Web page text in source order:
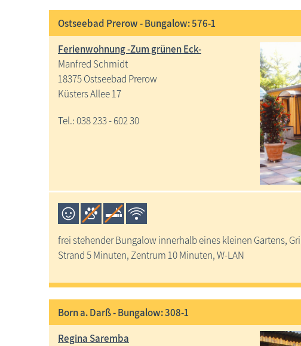
Ostseebad Prerow - Bungalow: 576-1
Ferienwohnung -Zum grünen Eck-
Manfred Schmidt
18375 Ostseebad Prerow
Küsters Allee 17
Tel.: 038 233 - 602 30
frei stehender Bungalow innerhalb eines kleinen Gartens,
Strand 5 Minuten, Zentrum 10 Minuten, W-LAN
Born a. Darß - Bungalow: 308-1
Regina Saremba